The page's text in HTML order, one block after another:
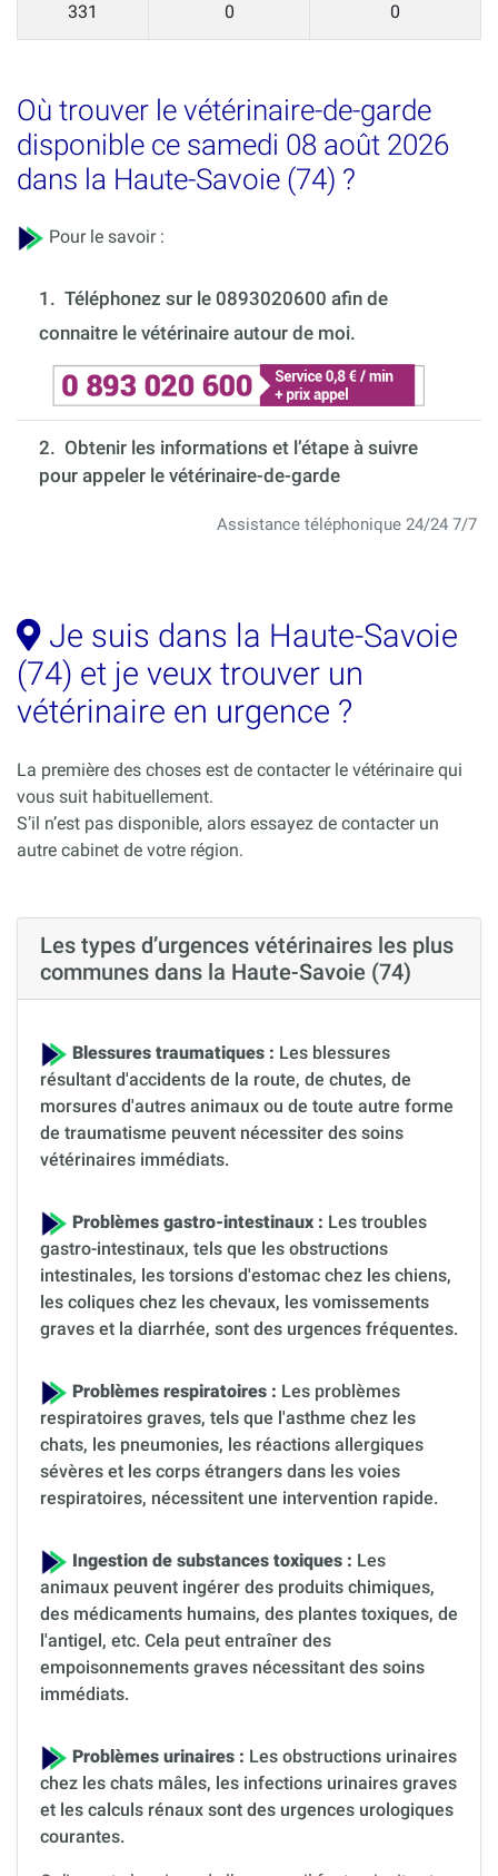
331 0 0
Où trouver le vétérinaire-de-garde
disponible ce samedi 08 août 2026
dans la Haute-Savoie (74) ?
Pour le savoir :
1. Téléphonez sur le 0893020600 afin de
connaitre le vétérinaire autour de moi.
2. Obtenir les informations et l’étape à suivre
pour appeler le vétérinaire-de-garde
Assistance téléphonique 24/24 7/7
Je suis dans la Haute-Savoie
(74) et je veux trouver un
vétérinaire en urgence ?
La première des choses est de contacter le vétérinaire qui
vous suit habituellement.
S’il n’est pas disponible, alors essayez de contacter un
autre cabinet de votre région.
Les types d’urgences vétérinaires les plus
communes dans la Haute-Savoie (74)
Blessures traumatiques : Les blessures
résultant d'accidents de la route, de chutes, de
morsures d'autres animaux ou de toute autre forme
de traumatisme peuvent nécessiter des soins
vétérinaires immédiats.
Problèmes gastro-intestinaux : Les troubles
gastro-intestinaux, tels que les obstructions
intestinales, les torsions d'estomac chez les chiens,
les coliques chez les chevaux, les vomissements
graves et la diarrhée, sont des urgences fréquentes.
Problèmes respiratoires : Les problèmes
respiratoires graves, tels que l'asthme chez les
chats, les pneumonies, les réactions allergiques
sévères et les corps étrangers dans les voies
respiratoires, nécessitent une intervention rapide.
Ingestion de substances toxiques : Les
animaux peuvent ingérer des produits chimiques,
des médicaments humains, des plantes toxiques, de
l'antigel, etc. Cela peut entraîner des
empoisonnements graves nécessitant des soins
immédiats.
Problèmes urinaires : Les obstructions urinaires
chez les chats mâles, les infections urinaires graves
et les calculs rénaux sont des urgences urologiques
courantes.